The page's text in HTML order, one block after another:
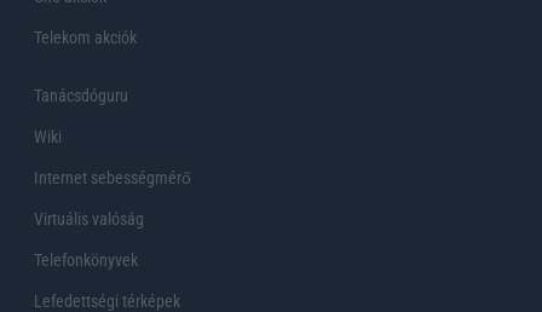
Telekom akciók
Tanácsdóguru
Wiki
Internet sebességmérő
Virtuális valóság
Telefonkönyvek
Lefedettségi térképek